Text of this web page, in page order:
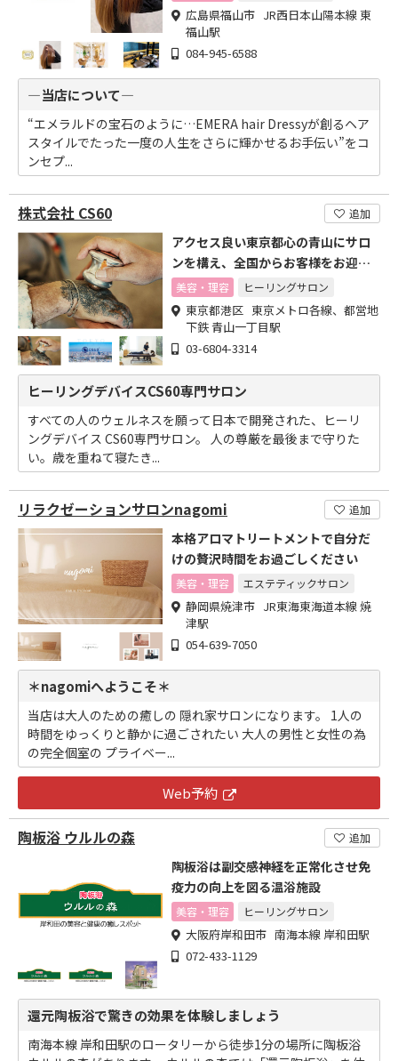
広島県福山市 JR西日本山陽本線 東
福山駅
084-945-6588
―当店について―
“エメラルドの宝石のように…EMERA hair Dressyが創るヘア
スタイルでたった一度の人生をさらに輝かせるお手伝い”をコ
ンセプ...
株式会社 CS60 追加
アクセス良い東京都心の青山にサロ
ンを構え、全国からお客様をお迎え
する
美容・理容 ヒーリングサロン
東京都港区 東京メトロ各線、都営地
下鉄 青山一丁目駅
03-6804-3314
ヒーリングデバイスCS60専門サロン
すべての人のウェルネスを願って日本で開発された、ヒーリ
ングデバイス CS60専門サロン。 人の尊厳を最後まで守りた
い。歳を重ねて寝たき...
リラクゼーションサロンnagomi 追加
本格アロマトリートメントで自分だ
けの贅沢時間をお過ごしください
美容・理容 エステティックサロン
静岡県焼津市 JR東海東海道本線 焼
津駅
054-639-7050
＊nagomiへようこそ＊
当店は大人のための癒しの 隠れ家サロンになります。 1人の
時間をゆっくりと静かに過ごされたい 大人の男性と女性の為
の完全個室の プライベー...
Web予約
陶板浴 ウルルの森 追加
陶板浴は副交感神経を正常化させ免
疫力の向上を図る温浴施設
美容・理容 ヒーリングサロン
大阪府岸和田市 南海本線 岸和田駅
072-433-1129
還元陶板浴で驚きの効果を体験しましょう
南海本線 岸和田駅のロータリーから徒歩1分の場所に陶板浴